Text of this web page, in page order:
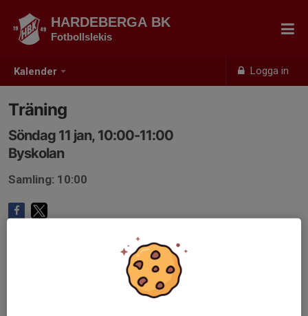
Kalender Logga in
HARDEBERGA BK
Fotbollslekis
Träning
Söndag 11 jan, 10:00-11:00
Byskolan
Samling: 10:00